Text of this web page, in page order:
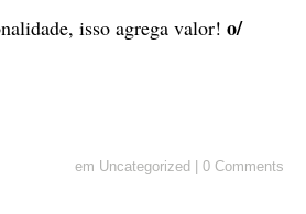
isso agrega valor! o/
em Uncategorized 0 Comments